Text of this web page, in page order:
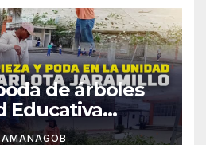
de árboles
Educativa